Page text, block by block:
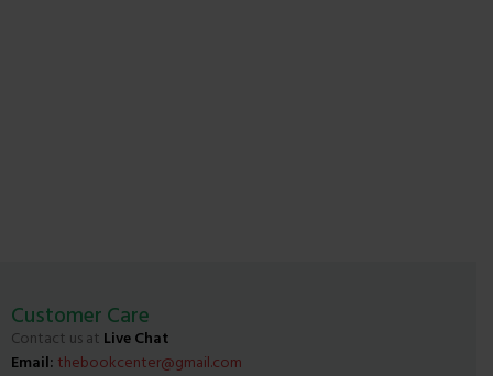
Customer Care
Contact us at Live Chat
Email: thebookcenter@gmail.com